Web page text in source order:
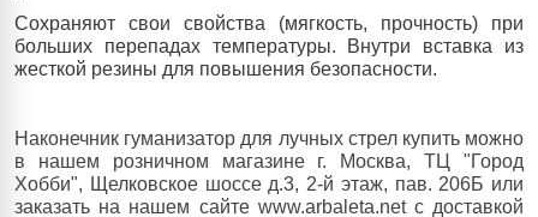
Сохраняют свои свойства (мягкость, прочность) при
больших перепадах температуры. Внутри вставка из
жесткой резины для повышения безопасности.
Наконечник гуманизатор для лучных стрел купить можно
в нашем розничном магазине г. Москва, ТЦ "Город
Хобби", Щелковское шоссе д.3, 2-й этаж, пав. 206Б или
заказать на нашем сайте www.arbaleta.net с доставкой